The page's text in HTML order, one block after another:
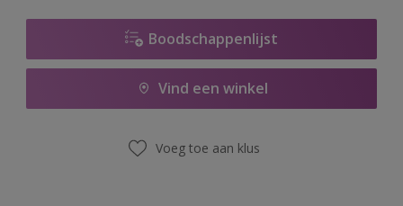
Boodschappenlijst
Vind een winkel
Voeg toe aan klus